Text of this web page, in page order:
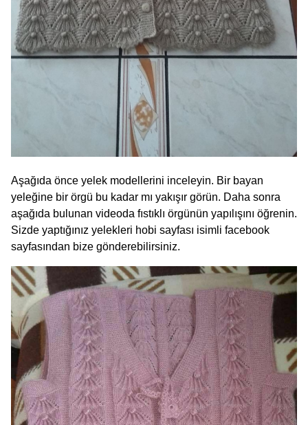
Aşağıda önce yelek modellerini inceleyin. Bir bayan
yeleğine bir örgü bu kadar mı yakışır görün. Daha sonra
aşağıda bulunan videoda fıstıklı örgünün yapılışını öğrenin.
Sizde yaptığınız yelekleri hobi sayfası isimli facebook
sayfasından bize gönderebilirsiniz.